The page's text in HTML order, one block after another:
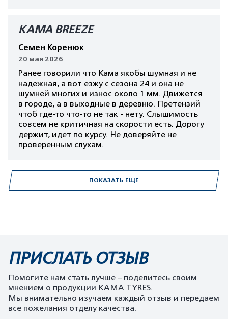
КАМА BREEZE
Семен Коренюк
20 мая 2026
Ранее говорили что Кама якобы шумная и не
надежная, а вот езжу с сезона 24 и она не
шумней многих и износ около 1 мм. Движется
в городе, а в выходные в деревню. Претензий
чтоб где-то что-то не так - нету. Слышимость
совсем не критичная на скорости есть. Дорогу
держит, идет по курсу. Не доверяйте не
проверенным слухам.
ПОКАЗАТЬ ЕЩЕ
ПРИСЛАТЬ ОТЗЫВ
Помогите нам стать лучше – поделитесь своим
мнением о продукции KAMA TYRES.
Мы внимательно изучаем каждый отзыв и передаем
все пожелания отделу качества.